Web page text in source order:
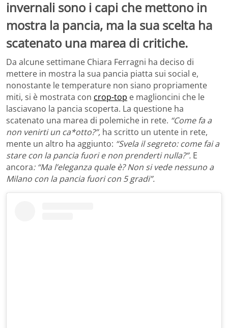
invernali sono i capi che mettono in
mostra la pancia, ma la sua scelta ha
scatenato una marea di critiche.
Da alcune settimane Chiara Ferragni ha deciso di
mettere in mostra la sua pancia piatta sui social e,
nonostante le temperature non siano propriamente
miti, si è mostrata con crop-top e maglioncini che le
lasciavano la pancia scoperta. La questione ha
scatenato una marea di polemiche in rete. “Come fa a
non venirti un ca*otto?”, ha scritto un utente in rete,
mente un altro ha aggiunto: “Svela il segreto: come fai a
stare con la pancia fuori e non prenderti nulla?”. E
ancora: “Ma l’eleganza quale è? Non si vede nessuno a
Milano con la pancia fuori con 5 gradi”.